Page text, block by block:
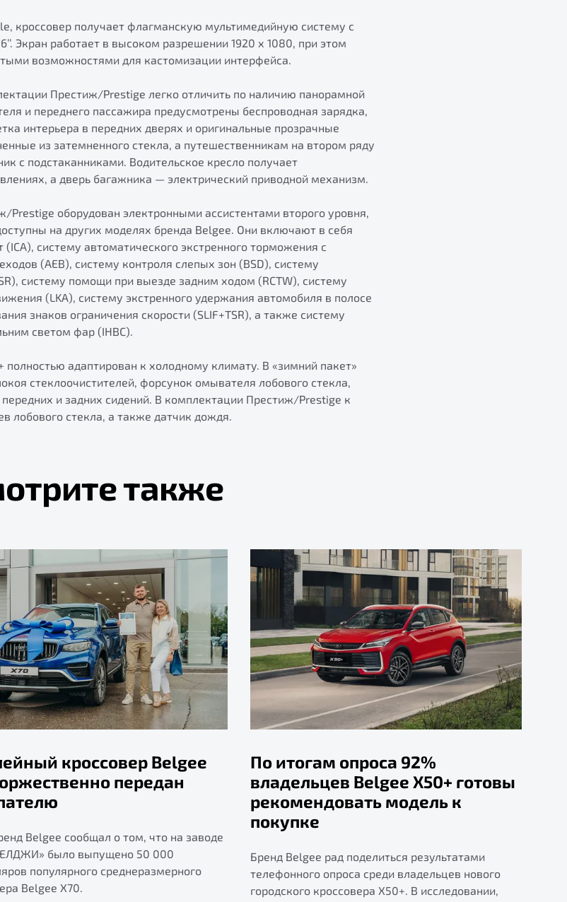
кроссовер получает флагманскую мультимедийную систему с
Экран работает в высоком разрешении 1920 х 1080, при этом
возможностями для кастомизации интерфейса.
Престиж/Prestige легко отличить по наличию панорамной
и переднего пассажира предусмотрены беспроводная зарядка,
интерьера в передних дверях и оригинальные прозрачные
из затемненного стекла, а путешественникам на втором ряду
с подстаканниками. Водительское кресло получает
а дверь багажника — электрический приводной механизм.
оборудован электронными ассистентами второго уровня,
на других моделях бренда Belgee. Они включают в себя
систему автоматического экстренного торможения с
(AEB), систему контроля слепых зон (BSD), систему
систему помощи при выезде задним ходом (RCTW), систему
(LKA), систему экстренного удержания автомобиля в полосе
знаков ограничения скорости (SLIF+TSR), а также систему
светом фар (IHBC).
адаптирован к холодному климату. В «зимний пакет»
стеклоочистителей, форсунок омывателя лобового стекла,
и задних сидений. В комплектации Престиж/Prestige к
лобового стекла, а также датчик дождя.
также
кроссовер Belgee
передан
Belgee сообщал о том, что на заводе
было выпущено 50 000
популярного среднеразмерного
Belgee X70.
По итогам опроса 92%
владельцев Belgee X50+ готовы
рекомендовать модель к
покупке
Бренд Belgee рад поделиться результатами
телефонного опроса среди владельцев нового
городского кроссовера X50+. В исследовании,